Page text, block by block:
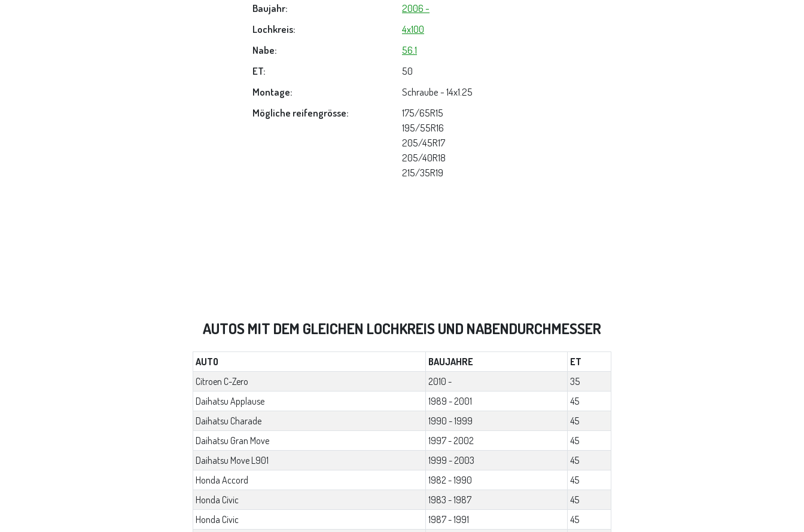
Baujahr:
2006 -
Lochkreis:
4x100
Nabe:
56.1
ET:
50
Montage:
Schraube - 14x1.25
Mögliche reifengrösse:
175/65R15
195/55R16
205/45R17
205/40R18
215/35R19
AUTOS MIT DEM GLEICHEN LOCHKREIS UND NABENDURCHMESSER
AUTO BAUJAHRE
ET
Citroen C-Zero
2010 -
35
Daihatsu Applause
1989 - 2001
45
Daihatsu Charade
1990 - 1999
45
Daihatsu Gran Move
1997 - 2002
45
Daihatsu Move L901
1999 - 2003
45
Honda Accord
1982 - 1990
45
Honda Civic
1983 - 1987
45
Honda Civic
1987 - 1991
45